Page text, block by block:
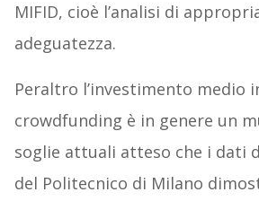
MIFID, cioè l’analisi di
adeguatezza.
Peraltro l’investimento medio
crowdfunding è in genere un
soglie attuali atteso che i dati
del Politecnico di Milano